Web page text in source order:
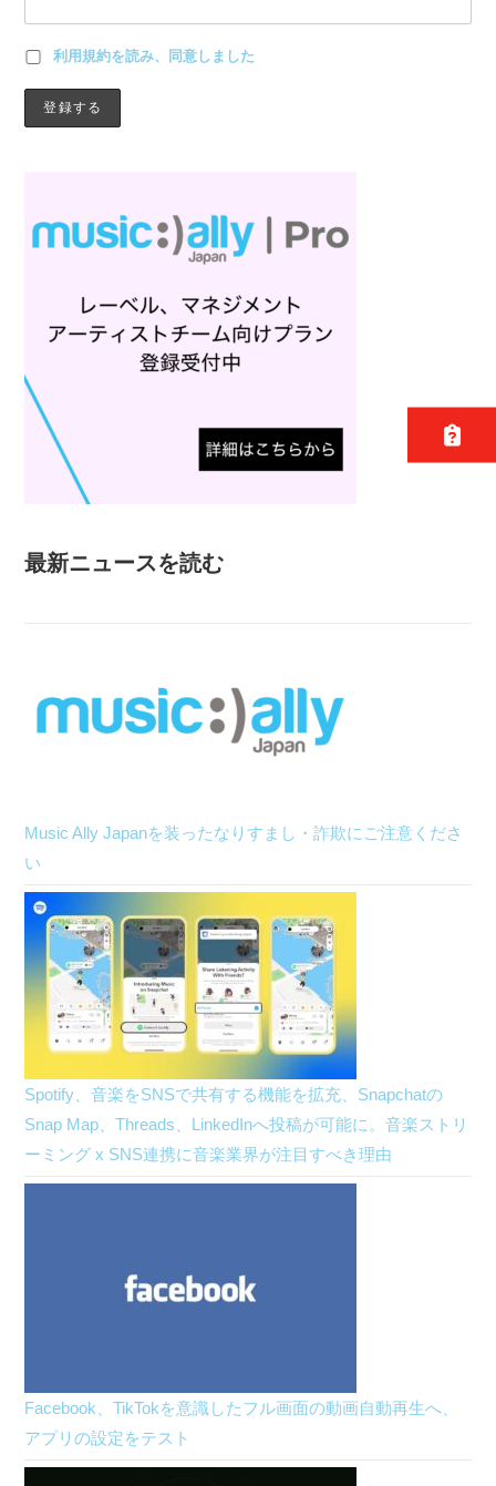
利用規約を読み、同意しました
最新ニュースを読む
Music Ally Japanを装ったなりすまし・詐欺にご注意くださ
い
Spotify、音楽をSNSで共有する機能を拡充、Snapchatの
Snap Map、Threads、LinkedInへ投稿が可能に。音楽ストリ
ーミング x SNS連携に音楽業界が注目すべき理由
Facebook、TikTokを意識したフル画面の動画自動再生へ、
アプリの設定をテスト